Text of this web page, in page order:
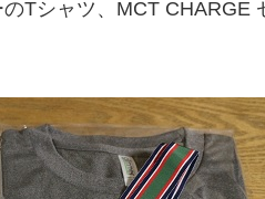
Tシャツ、MCT CHARGE